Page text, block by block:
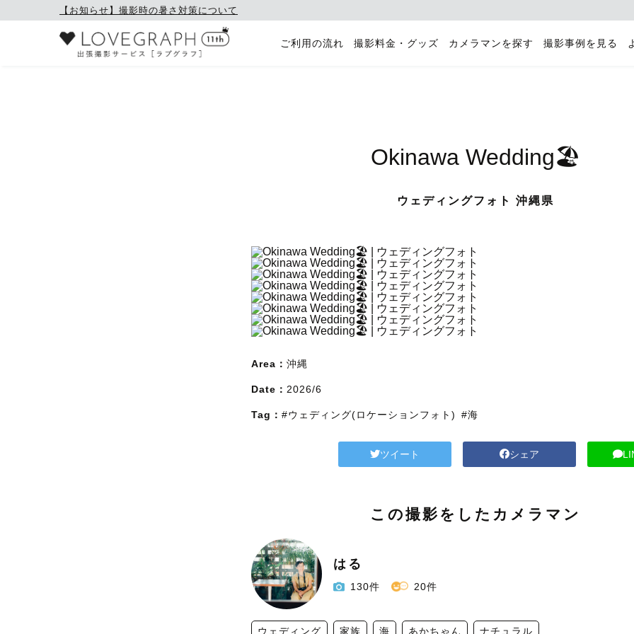
【お知らせ】撮影時の暑さ対策について
ご利用の流れ 撮影料金・グッズ カメラマンを探す 撮影事例を見る
Okinawa Wedding🏖️
ウェディングフォト 沖縄県
Area： 沖縄
Date： 2026/6
Tag： #ウェディング(ロケーションフォト) #海
ツイート シェア
この撮影をしたカメラマン
はる
130件 20件
ウェディング 家族 海 あかちゃん ナチュラル